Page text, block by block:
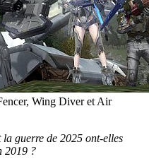
Wing Diver et Air
guerre de 2025 ont-elles
2019 ?